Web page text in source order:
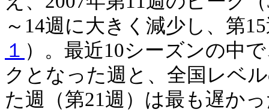
～14週に大きく減少し、第
１ ）。最近10シーズンの中
クとなった週と、全国レベ
た週（第21週）は最も遅か